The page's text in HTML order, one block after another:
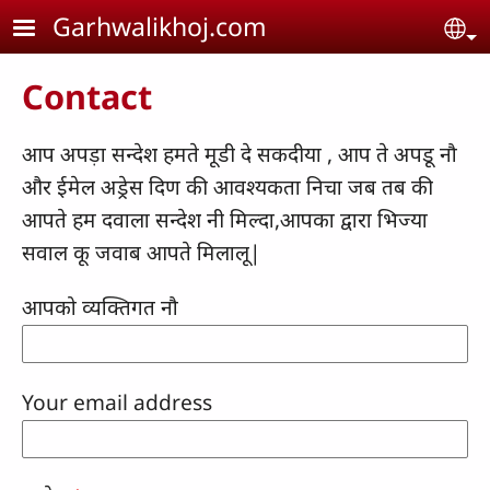
Skip to main content
Garhwalikhoj.com
Contact
आप अपड़ा सन्देश हमते मूडी दे सकदीया , आप ते अपडू नौ
और ईमेल अड्रेस दिण की आवश्यकता निचा जब तब की
आपते हम दवाला सन्देश नी मिल्दा,आपका द्वारा भिज्या
सवाल कू जवाब आपते मिलालू|
आपको व्यक्तिगत नौ
Your email address